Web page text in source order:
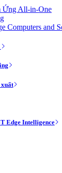
Ứng All-in-One
Computers and
xuất
Edge Intelligence